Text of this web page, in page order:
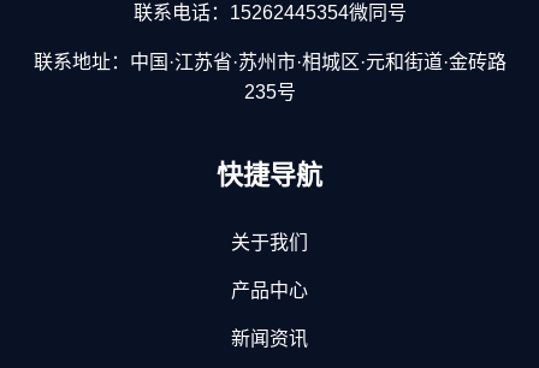
联系电话：15262445354微同号
联系地址：中国·江苏省·苏州市·相城区·元和街道·金砖路
235号
快捷导航
关于我们
产品中心
新闻资讯